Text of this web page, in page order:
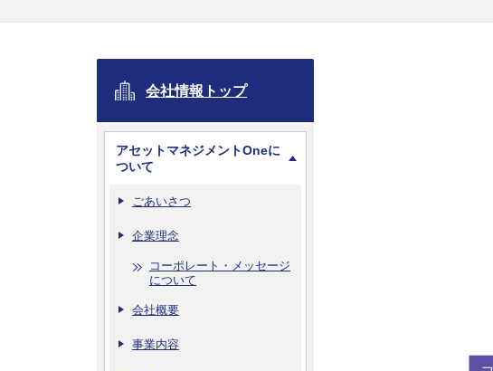
会社情報トップ
アセットマネジメントOneに
ついて
ごあいさつ
企業理念
コーポレート・メッセージ
について
会社概要
事業内容